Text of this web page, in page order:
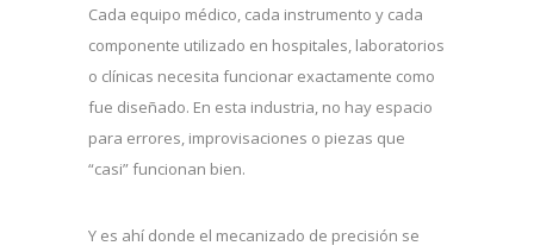
Cada equipo médico, cada instrumento y cada
componente utilizado en hospitales, laboratorios
o clínicas necesita funcionar exactamente como
fue diseñado. En esta industria, no hay espacio
para errores, improvisaciones o piezas que
“casi” funcionan bien.
Y es ahí donde el mecanizado de precisión se